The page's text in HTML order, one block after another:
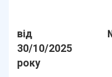
від
30/10/2025
року